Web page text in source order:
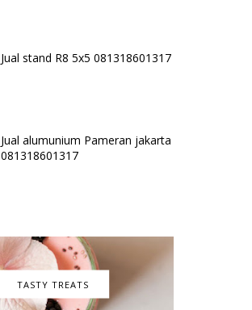
Jual stand R8 5x5 081318601317
Jual alumunium Pameran jakarta
081318601317
TASTY TREATS